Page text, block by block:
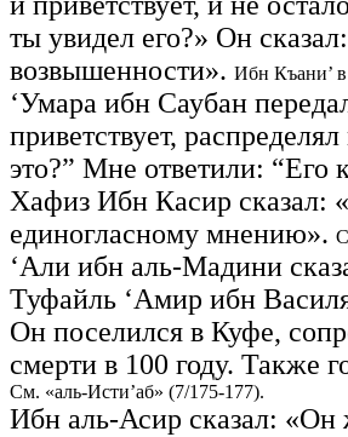
ты увидел его?» Он
возвышенности». Ибн Къани’
‘Умара ибн Саубан
приветствует,
это?” Мне ответили: “Его
Хафиз Ибн Касир сказал:
единогласному мнению».
‘Али ибн аль-Мадини
Туфайль ‘Амир ибн
Он поселился в Куфе,
смерти в 100 году. Также
См. «аль-Исти’аб» (7/175-177).
Ибн аль-Асир сказал: «Он